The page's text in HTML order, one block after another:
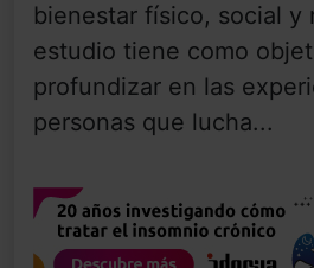
bienestar físico, social y
estudio tiene como
profundizar en las
personas que lucha...